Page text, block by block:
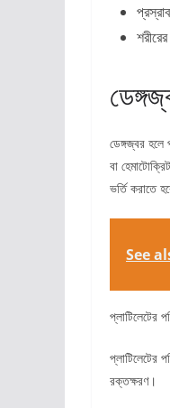
ডেঙ্গজ্বর
বা
ভর্তি করাতে
See
প্লাটিলেটের
প্লাটিলেটের
রক্তক্ষরণ।